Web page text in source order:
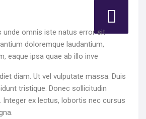
unde omnis iste natus error sit
doloremque laudantium,
eaque ipsa quae ab illo inve
diam. Ut vel vulputate massa. Duis
tristique. Donec sollicitudin
Integer ex lectus, lobortis nec cursus